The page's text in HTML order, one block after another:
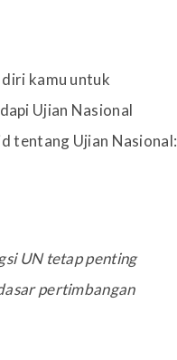
kamu untuk
Ujian Nasional
tentang Ujian Nasional:
UN tetap penting
pertimbangan